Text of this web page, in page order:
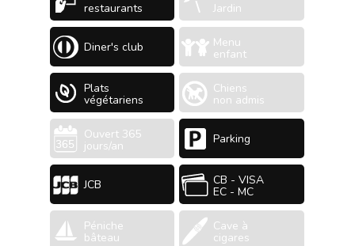
restaurants Jardin
Diner's club Menu
enfant
Plats
végétariens
Chiens
non admis
Ouvert 365
jours/an Parking
JCB CB - VISA
EC - MC
Péniche
bâteau
Cave à
cigares